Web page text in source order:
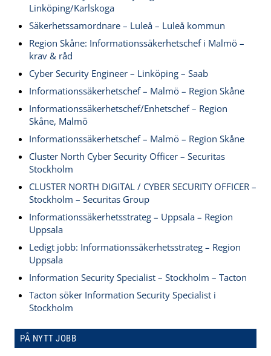
Linköping/Karlskoga
Säkerhetssamordnare – Luleå – Luleå kommun
Region Skåne: Informationssäkerhetschef i Malmö –
krav & råd
Cyber Security Engineer – Linköping – Saab
Informationssäkerhetschef – Malmö – Region Skåne
Informationssäkerhetschef/Enhetschef – Region
Skåne, Malmö
Informationssäkerhetschef – Malmö – Region Skåne
Cluster North Cyber Security Officer – Securitas
Stockholm
CLUSTER NORTH DIGITAL / CYBER SECURITY OFFICER –
Stockholm – Securitas Group
Informationssäkerhetsstrateg – Uppsala – Region
Uppsala
Ledigt jobb: Informationssäkerhetsstrateg – Region
Uppsala
Information Security Specialist – Stockholm – Tacton
Tacton söker Information Security Specialist i
Stockholm
PÅ NYTT JOBB